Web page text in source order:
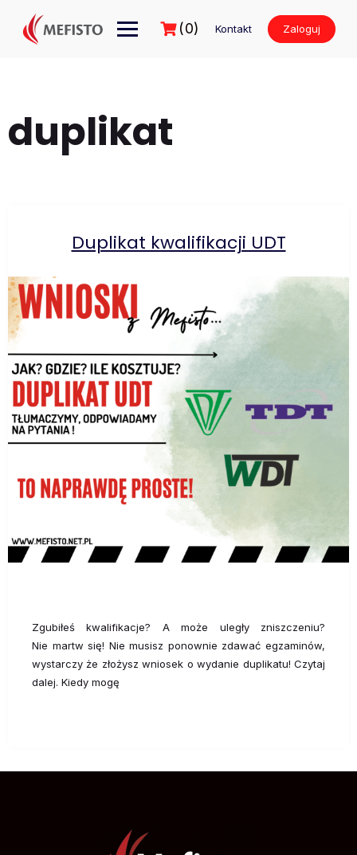
treści
(0) Kontakt Zaloguj
duplikat
Duplikat kwalifikacji UDT
Zgubiłeś kwalifikacje? A może uległy zniszczeniu?
Nie martw się! Nie musisz ponownie zdawać egzaminów,
wystarczy że złożysz wniosek o wydanie duplikatu! Czytaj
dalej. Kiedy mogę